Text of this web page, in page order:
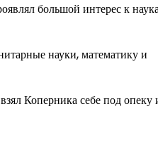
большой интерес к
науки, математику и
Коперника себе под опеку